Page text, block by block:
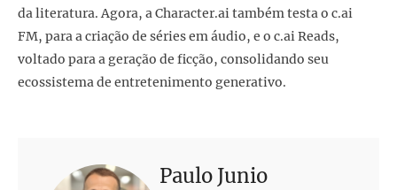
da literatura. Agora, a Character.ai também testa o c.ai
FM, para a criação de séries em áudio, e o c.ai Reads,
voltado para a geração de ficção, consolidando seu
ecossistema de entretenimento generativo.
Paulo Junio